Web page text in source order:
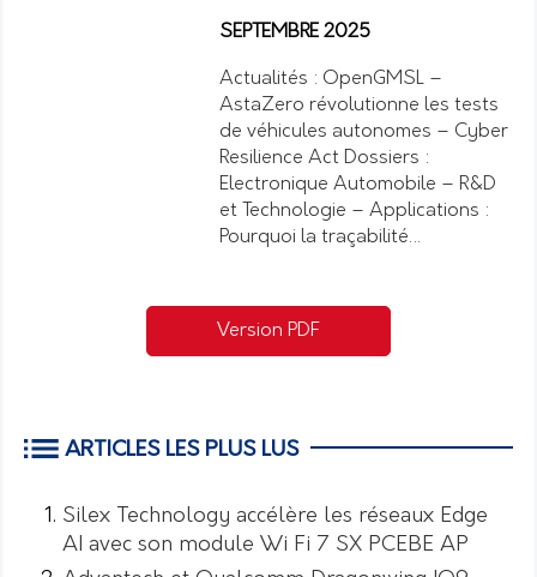
SEPTEMBRE 2025
Actualités : OpenGMSL –
AstaZero révolutionne les tests
de véhicules autonomes – Cyber
Resilience Act Dossiers :
Electronique Automobile – R&D
et Technologie – Applications :
Pourquoi la traçabilité…
Version PDF
ARTICLES LES PLUS LUS
Silex Technology accélère les réseaux Edge
AI avec son module Wi Fi 7 SX PCEBE AP